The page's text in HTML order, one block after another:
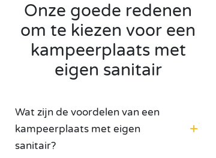
Onze goede redenen
om te kiezen voor een
kampeerplaats met
eigen sanitair
Wat zijn de voordelen van een
kampeerplaats met eigen
sanitair?